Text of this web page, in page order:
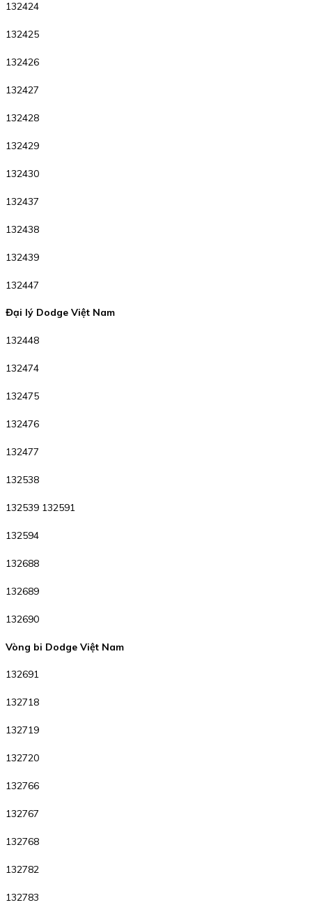
132424
132425
132426
132427
132428
132429
132430
132437
132438
132439
132447
Đại lý Dodge Việt Nam
132448
132474
132475
132476
132477
132538
132539 132591
132594
132688
132689
132690
Vòng bi Dodge Việt Nam
132691
132718
132719
132720
132766
132767
132768
132782
132783